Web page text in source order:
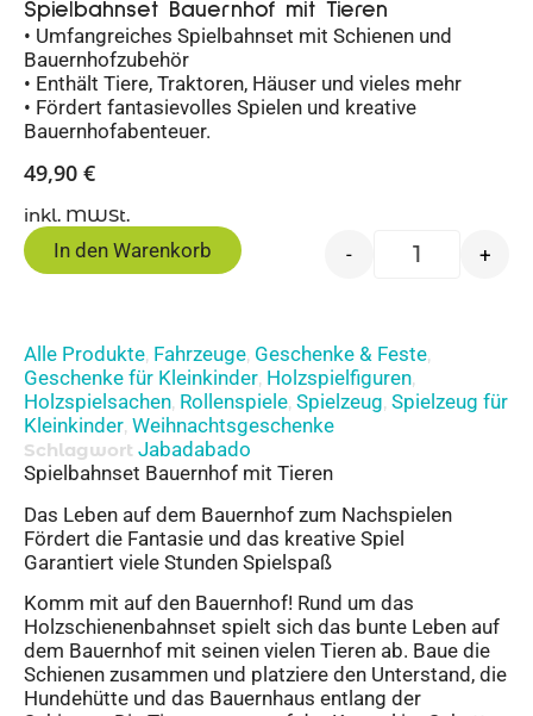
Spielbahnset Bauernhof mit Tieren
• Umfangreiches Spielbahnset mit Schienen und
Bauernhofzubehör
• Enthält Tiere, Traktoren, Häuser und vieles mehr
• Fördert fantasievolles Spielen und kreative
Bauernhofabenteuer.
49,90 €
inkl. MWSt.
- +
In den Warenkorb
Alle Produkte, Fahrzeuge, Geschenke & Feste,
Geschenke für Kleinkinder, Holzspielfiguren,
Holzspielsachen, Rollenspiele, Spielzeug, Spielzeug für
Kleinkinder, Weihnachtsgeschenke
Schlagwort Jabadabado
Spielbahnset Bauernhof mit Tieren
Das Leben auf dem Bauernhof zum Nachspielen
Fördert die Fantasie und das kreative Spiel
Garantiert viele Stunden Spielspaß
Komm mit auf den Bauernhof! Rund um das
Holzschienenbahnset spielt sich das bunte Leben auf
dem Bauernhof mit seinen vielen Tieren ab. Baue die
Schienen zusammen und platziere den Unterstand, die
Hundehütte und das Bauernhaus entlang der